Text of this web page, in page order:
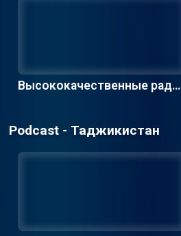
Высококачественные радио
Podcast - Таджикистан